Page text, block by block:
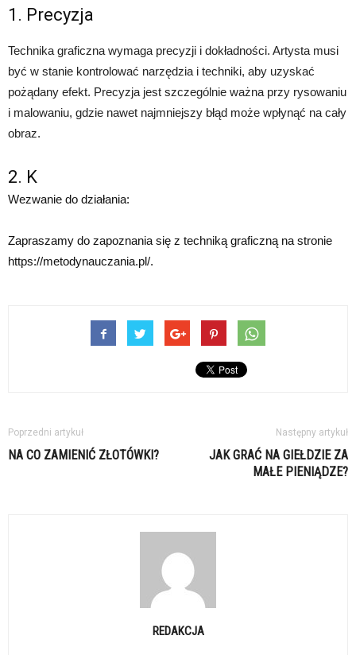
1. Precyzja
Technika graficzna wymaga precyzji i dokładności. Artysta musi
być w stanie kontrolować narzędzia i techniki, aby uzyskać
pożądany efekt. Precyzja jest szczególnie ważna przy rysowaniu
i malowaniu, gdzie nawet najmniejszy błąd może wpłynąć na cały
obraz.
2. K
Wezwanie do działania:
Zapraszamy do zapoznania się z techniką graficzną na stronie
https://metodynauczania.pl/.
Poprzedni artykuł
NA CO ZAMIENIĆ ZŁOTÓWKI?
Następny artykuł
JAK GRAĆ NA GIEŁDZIE ZA
MAŁE PIENIĄDZE?
REDAKCJA